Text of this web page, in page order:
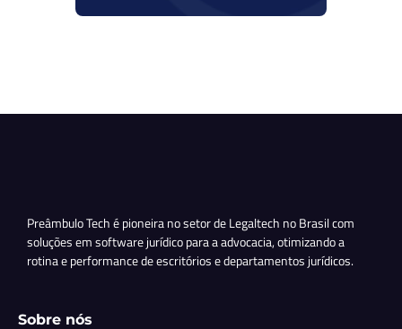
Preâmbulo Tech é pioneira no setor de Legaltech no Brasil com
soluções em software jurídico para a advocacia, otimizando a
rotina e performance de escritórios e departamentos jurídicos.
Sobre nós